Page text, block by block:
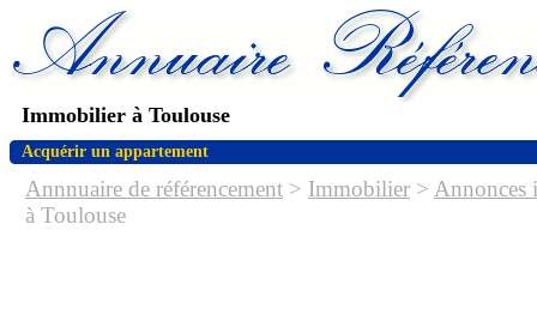
Immobilier à Toulouse
Acquérir un appartement
Annnuaire de référencement > Immobilier > Annonces
à Toulouse